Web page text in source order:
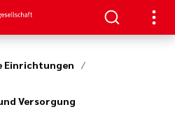
Einrichtungen
Versorgung